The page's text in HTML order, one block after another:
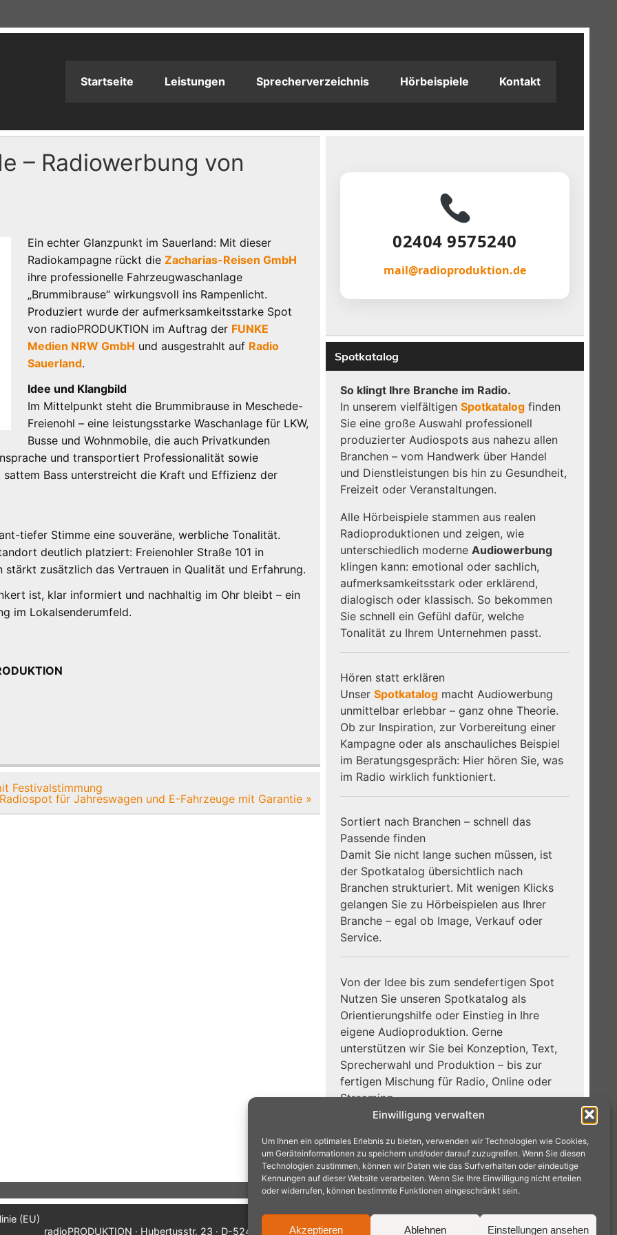
Einwilligung verwalten
Um Ihnen ein optimales Erlebnis zu bieten, verwenden wir Technologien wie Cookies,
um Geräteinformationen zu speichern und/oder darauf zuzugreifen. Wenn Sie diesen
Technologien zustimmen, können wir Daten wie das Surfverhalten oder eindeutige
Kennungen auf dieser Website verarbeiten. Wenn Sie Ihre Einwilligung nicht erteilen
oder widerrufen, können bestimmte Funktionen eingeschränkt sein.
Akzeptieren Ablehnen Einstellungen ansehen
Startseite Leistungen Sprecherverzeichnis Hörbeispiele Kontakt
– Radiowerbung von
Ein echter Glanzpunkt im Sauerland: Mit dieser
Radiokampagne rückt dieZacharias-Reisen GmbH
ihre professionelle Fahrzeugwaschanlage
„Brummibrause“ wirkungsvoll ins Rampenlicht.
Produziert wurde der aufmerksamkeitsstarke Spot
von radioPRODUKTION im Auftrag der FUNKE
Medien NRW GmbH und ausgestrahlt auf Radio
Sauerland.
Idee und Klangbild
Im Mittelpunkt steht die Brummibrause in Meschede-
Freienohl – eine leistungsstarke Waschanlage für LKW,
Busse und Wohnmobile, die auch Privatkunden
und transportiert Professionalität sowie
Bass unterstreicht die Kraft und Effizienz der
tiefer Stimme eine souveräne, werbliche Tonalität.
deutlich platziert: Freienohler Straße 101 in
stärkt zusätzlich das Vertrauen in Qualität und Erfahrung.
ist, klar informiert und nachhaltig im Ohr bleibt – ein
im Lokalsenderumfeld.
Festivalstimmung
für Jahreswagen und E-Fahrzeuge mit Garantie »
02404 9575240
mail@radioproduktion.de
Spotkatalog
So klingt Ihre Branche im Radio.
In unserem vielfältigenSpotkatalog finden
Sie eine große Auswahl professionell
produzierter Audiospots aus nahezu allen
Branchen – vom Handwerk über Handel
und Dienstleistungen bis hin zu Gesundheit,
Freizeit oder Veranstaltungen.
Alle Hörbeispiele stammen aus realen
Radioproduktionen und zeigen, wie
unterschiedlich moderne Audiowerbung
klingen kann: emotional oder sachlich,
aufmerksamkeitsstark oder erklärend,
dialogisch oder klassisch. So bekommen
Sie schnell ein Gefühl dafür, welche
Tonalität zu Ihrem Unternehmen passt.
Hören statt erklären
UnserSpotkatalog macht Audiowerbung
unmittelbar erlebbar – ganz ohne Theorie.
Ob zur Inspiration, zur Vorbereitung einer
Kampagne oder als anschauliches Beispiel
im Beratungsgespräch: Hier hören Sie, was
im Radio wirklich funktioniert.
Sortiert nach Branchen – schnell das
Passende finden
Damit Sie nicht lange suchen müssen, ist
der Spotkatalog übersichtlich nach
Branchen strukturiert. Mit wenigen Klicks
gelangen Sie zu Hörbeispielen aus Ihrer
Branche – egal ob Image, Verkauf oder
Service.
Von der Idee bis zum sendefertigen Spot
Nutzen Sie unseren Spotkatalog als
Orientierungshilfe oder Einstieg in Ihre
eigene Audioproduktion. Gerne
unterstützen wir Sie bei Konzeption, Text,
Sprecherwahl und Produktion – bis zur
fertigen Mischung für Radio, Online oder
Streaming.
Spotkatalog →
(EU)
radioPRODUKTION · Hubertusstr. 23 · D-52477 Alsdorf/Aachen · Tel.: 02404 9575240 ·
mail@radioproduktion.de